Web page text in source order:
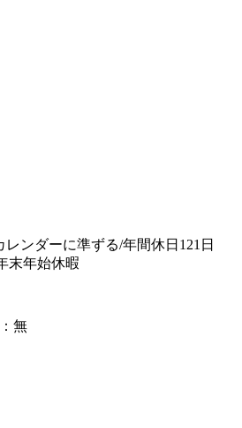
ンダーに準ずる/年間休日121日
末年始休暇
無